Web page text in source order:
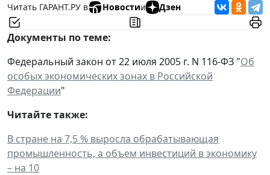
Читать ГАРАНТ.РУ в
Новостии Дзен
Документы по теме:
Федеральный закон от 22 июля 2005 г. N 116-ФЗ "Об
особых экономических зонах в Российской
Федерации"
Читайте также:
В стране на 7,5 % выросла обрабатывающая
промышленность, а объем инвестиций в экономику
– на 10